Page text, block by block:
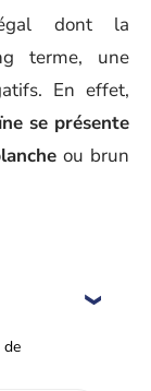
dont la
terme, une
En effet,
se présente
ou brun
de